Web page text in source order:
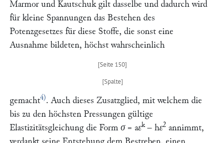
Marmor und Kautschuk gilt dasselbe und dadurch wird
für kleine Spannungen das Bestehen des
Potenzgesetzes für diese Stoffe, die sonst eine
Ausnahme bildeten, höchst wahrscheinlich
gemacht4). Auch dieses Zusatzglied, mit welchem die
bis zu den höchsten Pressungen gültige
Elastizitätsgleichung die Form σ= aεk– hε2 annimmt,